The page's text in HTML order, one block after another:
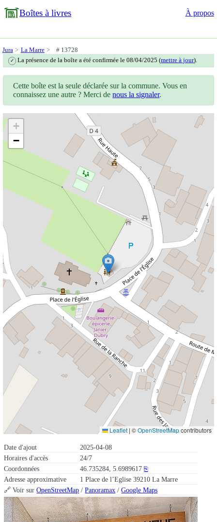
Boîtes à livres À propos
Jura La Marre # 13728
✓ La présence de la boîte a été confirmée le 08/04/2025 (mettre à jour).
Date d'ajout
2025-04-08
Horaires d'accès
24/7
Coordonnées
46.735284, 5.6989617 ⎘
Adresse approximative
1 Place de l’Eglise 39210 La Marre
🔗 Voir surOpenStreetMap /Panoramax /Google Maps
Cette boîte est la seule déclarée sur la commune. Vous en
connaissez une autre ? Merci denous la signaler.
+
−
Leaflet | ©OpenStreetMapcontributors